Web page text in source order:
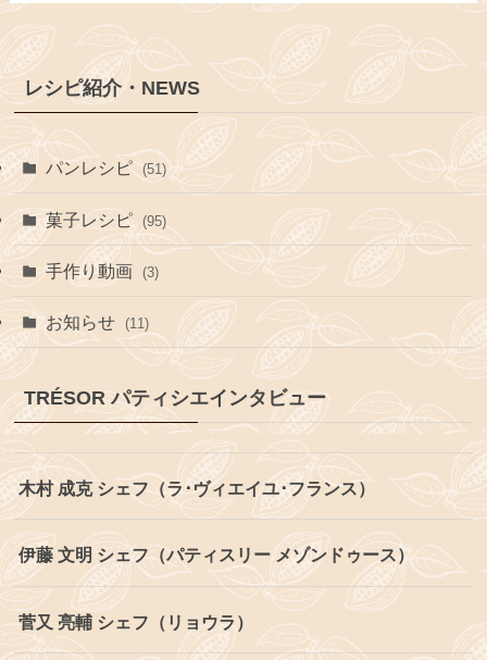
レシピ紹介・NEWS
パンレシピ (51)
菓子レシピ (95)
手作り動画 (3)
お知らせ (11)
TRÉSOR パティシエインタビュー
木村 成克 シェフ（ラ･ヴィエイユ･フランス）
伊藤 文明 シェフ（パティスリー メゾンドゥース）
菅又 亮輔 シェフ（リョウラ）